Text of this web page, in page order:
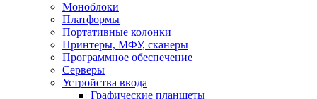
Моноблоки
Платформы
Портативные колонки
Принтеры, МФУ, сканеры
Программное обеспечение
Серверы
Устройства ввода
Графические планшеты